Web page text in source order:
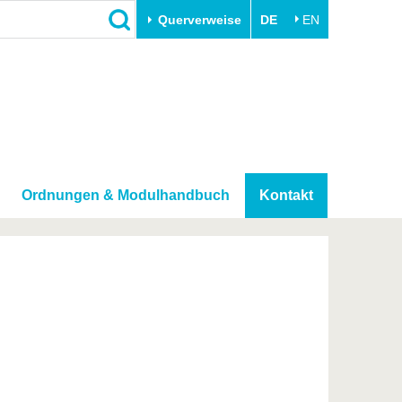
Querverweise DE EN
Innovative Transferprojekte
Sport & Gesundheit
BTU & Region erleben
Ordnungen & Modulhandbuch Kontakt